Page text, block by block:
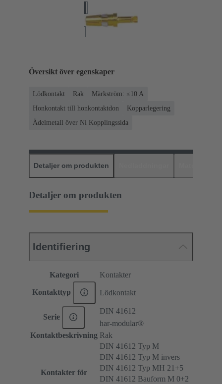
Översikt över egenskaper
Lödkontakt Rak
Märkström: ≤10 A
Honkontakt till honkontaktdon
Kopparlegering
Ädelmetall över Ni Kopplingssida
Detaljer om produkten
Detaljer om produkten
Identifiering
Kategori Kontakter
Kontakttyp Lödkontakt
Serie
DIN 41612
har-modular®
Kontaktbeskrivning Rak
Kontakter för
DIN 41612 Typ M
DIN 41612 Typ M invers
DIN 41612 Typ MH 21+5
DIN 41612 Bauform M 0+2